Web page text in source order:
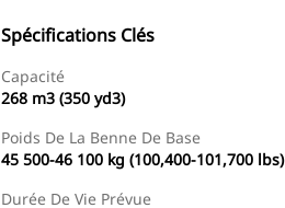
Spécifications Clés
Capacité
268 m3 (350 yd3)
Poids De La Benne De Base
45 500-46 100 kg (100,400-101,700 lbs)
Durée De Vie Prévue